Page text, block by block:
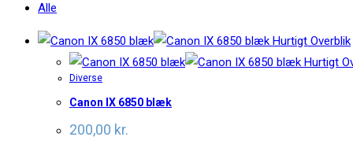
Alle
Hurtigt Overblik
Hurtigt
Diverse
Canon IX 6850 blæk
200,00 kr.